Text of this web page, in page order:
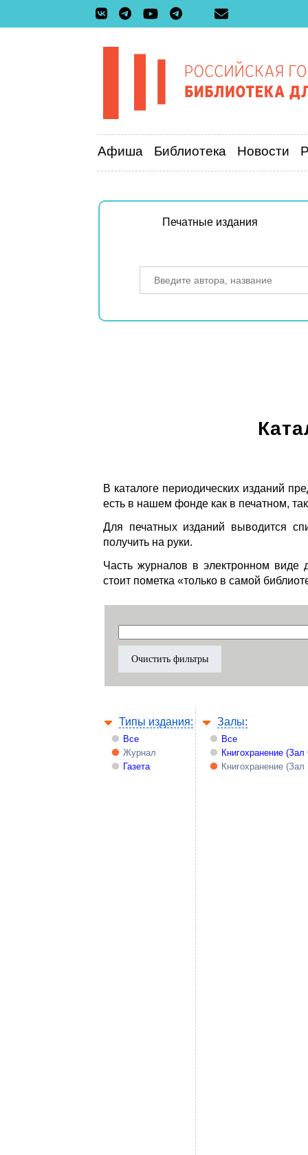
Афиша Библиотека Новости
Печатные издания
В каталоге периодических изданий
есть в нашем фонде как в печатном,
Для печатных изданий выводится
получить на руки.
Часть журналов в электронном виде
стоит пометка «только в самой
Типы издания:
Все
Журнал
Газета
Залы:
Все
Книгохранение
Книгохранение